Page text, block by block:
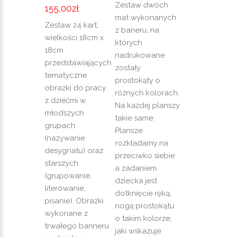
155,00zł
Zestaw 24 kart,
wielkości 18cm x
18cm
przedstawiających
tematyczne
obrazki do pracy
z dziećmi w
młodszych
grupach
(nazywanie
desygnatu) oraz
starszych
(grupowanie,
literowanie,
pisanie). Obrazki
wykonane z
trwałego banneru
Zestaw dwóch
mat wykonanych
z baneru, na
których
nadrukowane
zostały
prostokąty o
różnych kolorach.
Na każdej planszy
takie same.
Plansze
rozkładamy na
przeciwko siebie
a zadaniem
dziecka jest
dotknięcie ręką,
nogą prostokątu
o takim kolorze,
jaki wskazuje